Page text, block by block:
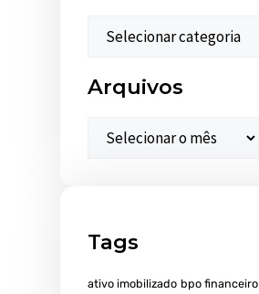
Arquivos
Tags
ativo imobilizado bpo financeiro